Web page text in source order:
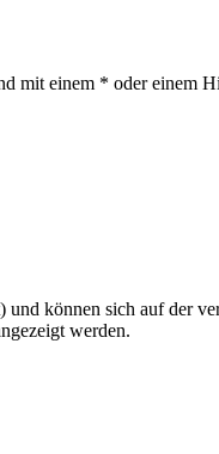
mit einem * oder
können sich auf der
werden.